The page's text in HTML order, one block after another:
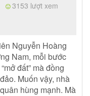
3153 lượt xem
Nguyễn Hoàng
Nam, mỗi bước
đất” mà đồng
Muốn vậy, nhà
hùng mạnh. Mà